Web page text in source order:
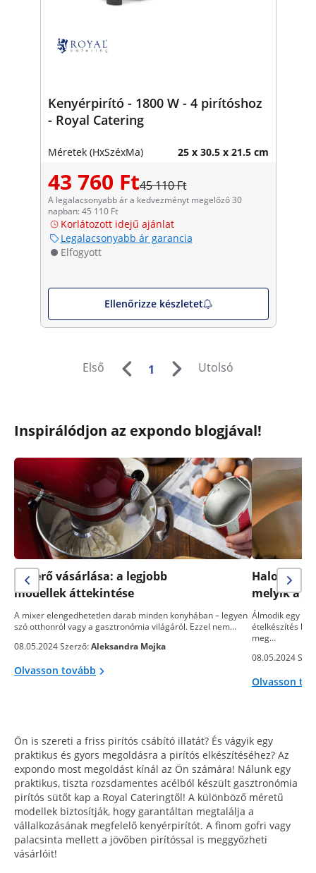
Kenyérpirító - 1800 W - 4 pirítóshoz
- Royal Catering
Méretek (HxSzéxMa) 25 x 30.5 x 21.5 cm
43 760 Ft45 110 Ft
A legalacsonyabb ár a kedvezményt megelőző 30
napban: 45 110 Ft
Korlátozott idejű ajánlat
Legalacsonyabb ár garancia
Elfogyott
Ellenőrizze készletet
Első 1 Utolsó
Inspirálódjon az expondo blogjával!
Keverő vásárlása: a legjobb
modellek áttekintése
A mixer elengedhetetlen darab minden konyhában – legyen
szó otthonról vagy a gasztronómia világáról. Ezzel nem…
08.05.2024 Szerző:Aleksandra Mojka
Olvasson tovább
Halogén
melyik a
Álmodik egy
ételkészítés
meg…
08.05.2024
Olvasson
Ön is szereti a friss pirítós csábító illatát? És vágyik egy
praktikus és gyors megoldásra a pirítós elkészítéséhez? Az
expondo most megoldást kínál az Ön számára! Nálunk egy
praktikus, tiszta rozsdamentes acélból készült gasztronómia
pirítós sütőt kap a Royal Cateringtől! A különböző méretű
modellek biztosítják, hogy garantáltan megtalálja a
vállalkozásának megfelelő kenyérpirítót. A finom gofri vagy
palacsinta mellett a jövőben pirítóssal is meggyőzheti
vásárlóit!